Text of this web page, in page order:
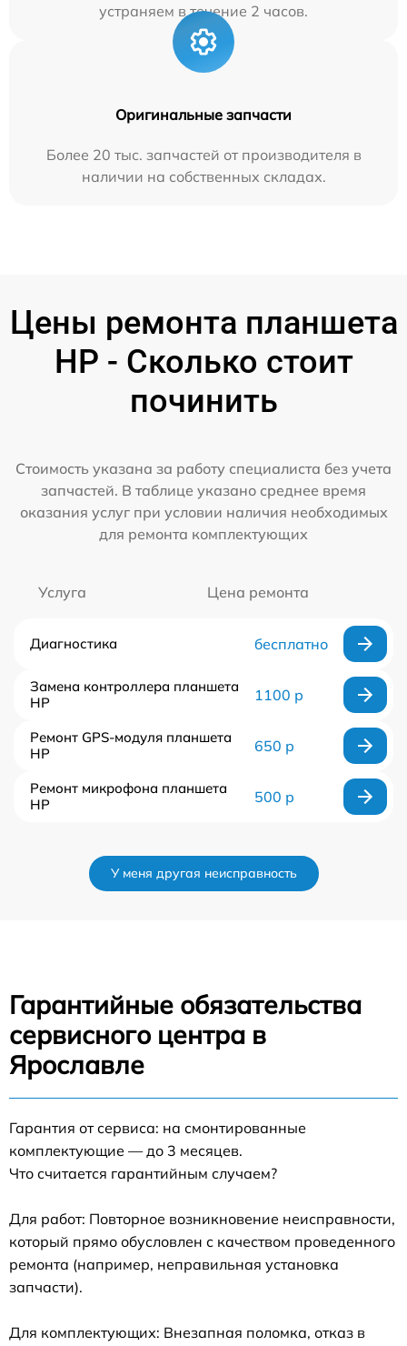
устраняем в течение 2 часов.
Оригинальные запчасти
Более 20 тыс. запчастей от производителя в
наличии на собственных складах.
Цены ремонта планшета
HP - Сколько стоит
починить
Стоимость указана за работу специалиста без учета
запчастей. В таблице указано среднее время
оказания услуг при условии наличия необходимых
для ремонта комплектующих
Услуга Цена ремонта
Диагностика бесплатно
Замена контроллера планшета
HP
1100 р
Ремонт GPS-модуля планшета
HP
650 р
Ремонт микрофона планшета
HP
500 р
У меня другая неисправность
Гарантийные обязательства
сервисного центра в
Ярославле
Гарантия от сервиса: на смонтированные
комплектующие — до 3 месяцев.
Что считается гарантийным случаем?
Для работ: Повторное возникновение неисправности,
который прямо обусловлен с качеством проведенного
ремонта (например, неправильная установка
запчасти).
Для комплектующих: Внезапная поломка, отказ в